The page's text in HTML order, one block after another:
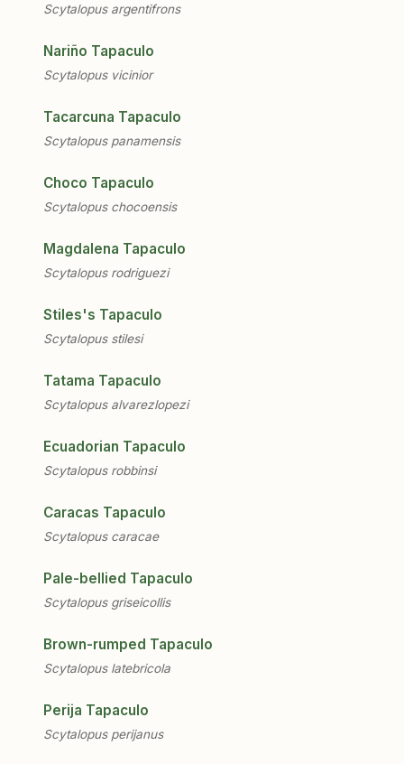
Scytalopus argentifrons
Nariño Tapaculo
Scytalopus vicinior
Tacarcuna Tapaculo
Scytalopus panamensis
Choco Tapaculo
Scytalopus chocoensis
Magdalena Tapaculo
Scytalopus rodriguezi
Stiles's Tapaculo
Scytalopus stilesi
Tatama Tapaculo
Scytalopus alvarezlopezi
Ecuadorian Tapaculo
Scytalopus robbinsi
Caracas Tapaculo
Scytalopus caracae
Pale-bellied Tapaculo
Scytalopus griseicollis
Brown-rumped Tapaculo
Scytalopus latebricola
Perija Tapaculo
Scytalopus perijanus